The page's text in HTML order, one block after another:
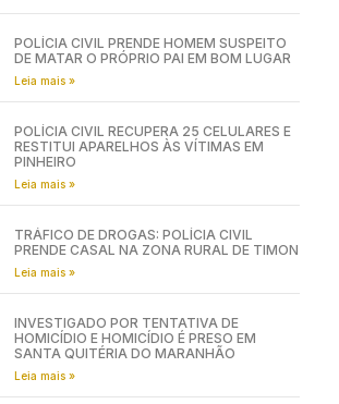
POLÍCIA CIVIL PRENDE HOMEM SUSPEITO
DE MATAR O PRÓPRIO PAI EM BOM LUGAR
Leia mais »
POLÍCIA CIVIL RECUPERA 25 CELULARES E
RESTITUI APARELHOS ÀS VÍTIMAS EM
PINHEIRO
Leia mais »
TRÁFICO DE DROGAS: POLÍCIA CIVIL
PRENDE CASAL NA ZONA RURAL DE TIMON
Leia mais »
INVESTIGADO POR TENTATIVA DE
HOMICÍDIO E HOMICÍDIO É PRESO EM
SANTA QUITÉRIA DO MARANHÃO
Leia mais »